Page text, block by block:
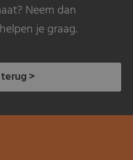
Neem dan
je graag.
>